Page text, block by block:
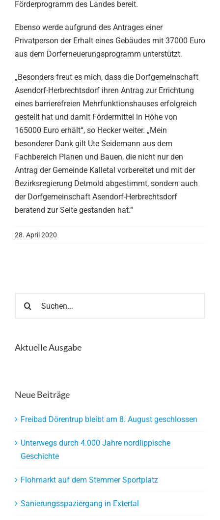
Förderprogramm des Landes bereit.
Ebenso werde aufgrund des Antrages einer
Privatperson der Erhalt eines Gebäudes mit 37000 Euro
aus dem Dorferneuerungsprogramm unterstützt.
„Besonders freut es mich, dass die Dorfgemeinschaft
Asendorf-Herbrechtsdorf ihren Antrag zur Errichtung
eines barrierefreien Mehrfunktionshauses erfolgreich
gestellt hat und damit Fördermittel in Höhe von
165000 Euro erhält“, so Hecker weiter. „Mein
besonderer Dank gilt Ute Seidemann aus dem
Fachbereich Planen und Bauen, die nicht nur den
Antrag der Gemeinde Kalletal vorbereitet und mit der
Bezirksregierung Detmold abgestimmt, sondern auch
der Dorfgemeinschaft Asendorf-Herbrechtsdorf
beratend zur Seite gestanden hat.“
28. April 2020
nach:
Aktuelle Ausgabe
Neue Beiträge
Freibad Dörentrup bleibt am 8. August geschlossen
Unterwegs durch 4.000 Jahre nordlippische
Geschichte
Flohmarkt auf dem Stemmer Sportplatz
Sanierungsspaziergang in Extertal